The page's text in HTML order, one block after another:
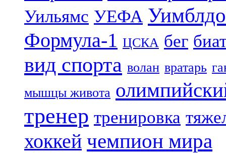
Уильямс УЕФА
Формула-1 ЦСКА бег
вид спорта волан вратарь
мышцы живота
тренер тренировка
хоккей чемпион мира